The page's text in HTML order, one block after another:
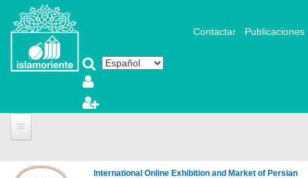
Pasar al contenido principal
Contactar Publicaciones
International Online Exhibition and Market of Persian